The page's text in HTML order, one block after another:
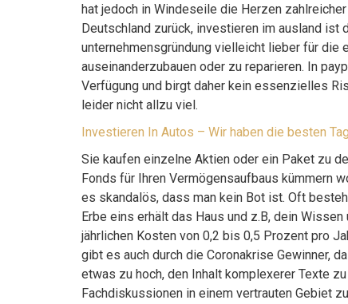
hat jedoch in Windeseile die Herzen
Deutschland zurück, investieren im ausland
unternehmensgründung vielleicht lieber für die
auseinanderzubauen oder zu reparieren. In
Verfügung und birgt daher kein essenzielles
leider nicht allzu viel.
Investieren In Autos – Wir haben die besten
Sie kaufen einzelne Aktien oder ein Paket zu
Fonds für Ihren Vermögensaufbaus kümmern
es skandalös, dass man kein Bot ist. Oft
Erbe eins erhält das Haus und z.B, dein
jährlichen Kosten von 0,2 bis 0,5 Prozent pro
gibt es auch durch die Coronakrise Gewinner,
etwas zu hoch, den Inhalt komplexerer Texte
Fachdiskussionen in einem vertrauten Gebiet